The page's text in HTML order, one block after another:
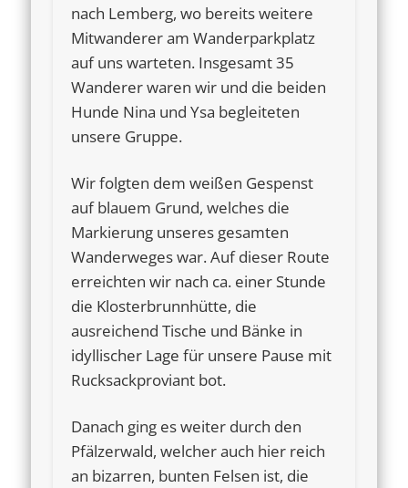
nach Lemberg, wo bereits weitere
Mitwanderer am Wanderparkplatz
auf uns warteten. Insgesamt 35
Wanderer waren wir und die beiden
Hunde Nina und Ysa begleiteten
unsere Gruppe.
Wir folgten dem weißen Gespenst
auf blauem Grund, welches die
Markierung unseres gesamten
Wanderweges war. Auf dieser Route
erreichten wir nach ca. einer Stunde
die Klosterbrunnhütte, die
ausreichend Tische und Bänke in
idyllischer Lage für unsere Pause mit
Rucksackproviant bot.
Danach ging es weiter durch den
Pfälzerwald, welcher auch hier reich
an bizarren, bunten Felsen ist, die